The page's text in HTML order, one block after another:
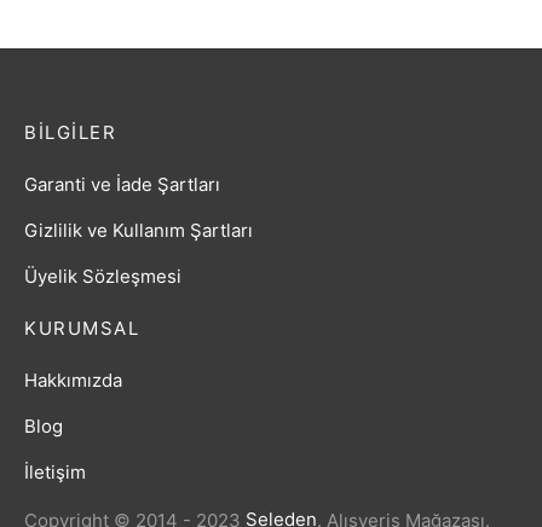
Copyright © 2014 - 2023 Seleden. Alışveriş Mağazası.
KURUMSAL
Hakkımızda
Blog
İletişim
BILGILER
Garanti ve İade Şartları
Gizlilik ve Kullanım Şartları
Üyelik Sözleşmesi